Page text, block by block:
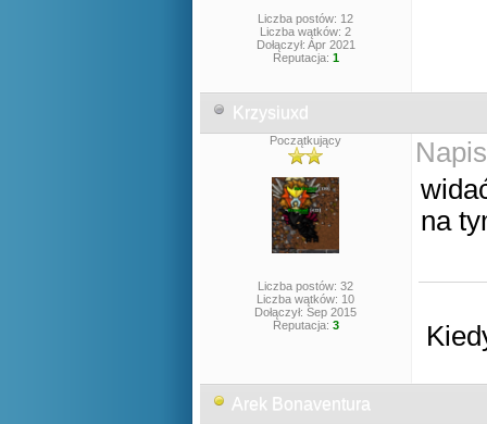
Liczba postów: 12
Liczba wątków: 2
Dołączył: Apr 2021
Reputacja: 1
Krzysiuxd
Początkujący
Liczba postów: 32
Liczba wątków: 10
Dołączył: Sep 2015
Reputacja: 3
na
Arek Bonaventura